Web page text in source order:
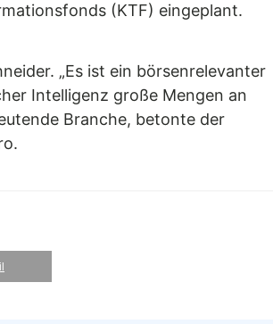
(KTF) eingeplant.
„Es ist ein börsenrelevanter
Intelligenz große Mengen an
Branche, betonte der